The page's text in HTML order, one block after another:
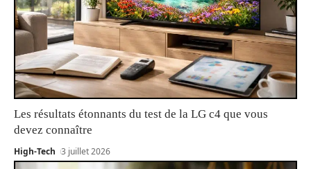
Les résultats étonnants du test de la LG c4 que vous
devez connaître
High-Tech 3 juillet 2026